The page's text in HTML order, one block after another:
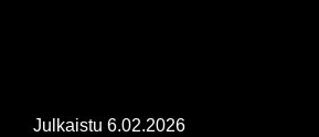
Julkaistu 6.02.2026